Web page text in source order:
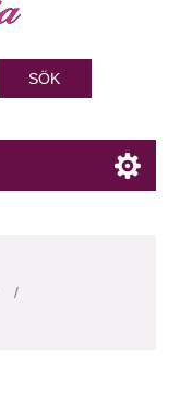
SÖK
/